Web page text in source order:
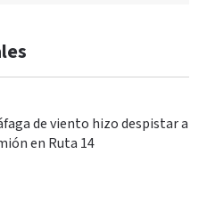
de viento hizo despistar a
en Ruta 14